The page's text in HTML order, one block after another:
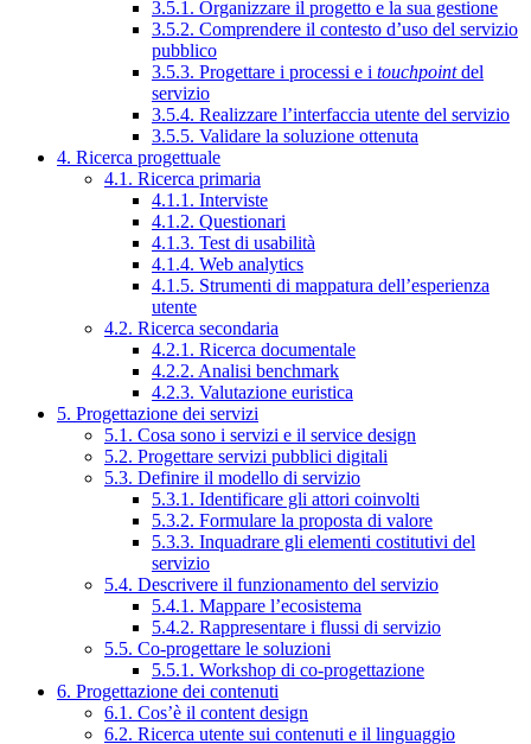
3.5.1. Organizzare il progetto e la sua gestione
3.5.2. Comprendere il contesto d’uso del servizio
pubblico
3.5.3. Progettare i processi e i touchpointdel
servizio
3.5.4. Realizzare l’interfaccia utente del servizio
3.5.5. Validare la soluzione ottenuta
4. Ricerca progettuale
4.1. Ricerca primaria
4.1.1. Interviste
4.1.2. Questionari
4.1.3. Test di usabilità
4.1.4. Web analytics
4.1.5. Strumenti di mappatura dell’esperienza
utente
4.2. Ricerca secondaria
4.2.1. Ricerca documentale
4.2.2. Analisi benchmark
4.2.3. Valutazione euristica
5. Progettazione dei servizi
5.1. Cosa sono i servizi e il service design
5.2. Progettare servizi pubblici digitali
5.3. Definire il modello di servizio
5.3.1. Identificare gli attori coinvolti
5.3.2. Formulare la proposta di valore
5.3.3. Inquadrare gli elementi costitutivi del
servizio
5.4. Descrivere il funzionamento del servizio
5.4.1. Mappare l’ecosistema
5.4.2. Rappresentare i flussi di servizio
5.5. Co-progettare le soluzioni
5.5.1. Workshop di co-progettazione
6. Progettazione dei contenuti
6.1. Cos’è il content design
6.2. Ricerca utente sui contenuti e il linguaggio